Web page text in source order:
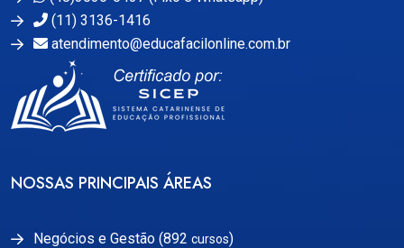
(11) 3136-1416
atendimento@educafacilonline.com.br
NOSSAS PRINCIPAIS ÁREAS
Negócios e Gestão (892 cursos)